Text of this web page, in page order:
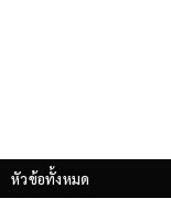
หัวข้อทั้งหมด